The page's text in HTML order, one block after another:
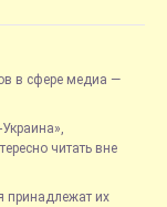
в сфере медиа —
читать вне
принадлежат их